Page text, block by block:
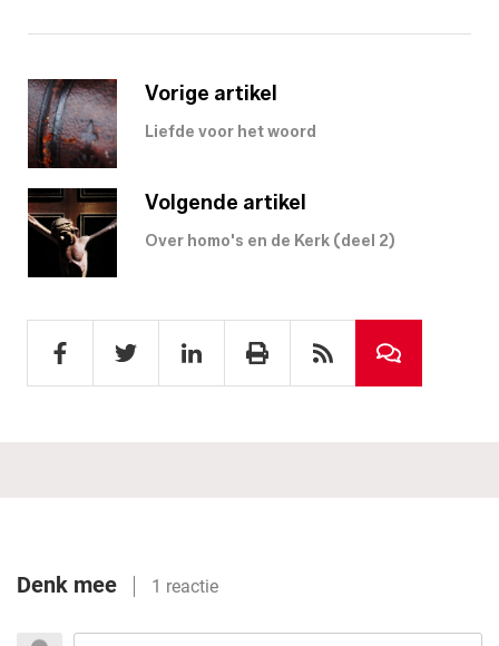
Vorige artikel
Liefde voor het woord
Volgende artikel
Over homo's en de Kerk (deel 2)